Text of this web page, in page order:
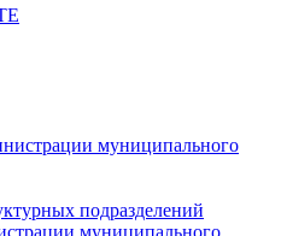
муниципального
подразделений
муниципального